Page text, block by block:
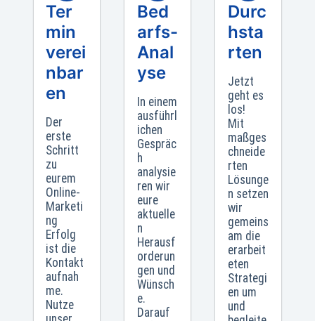
Ter
min
verei
nbar
en
Der
erste
Schritt
zu
eurem
Online-
Marketi
ng
Erfolg
ist die
Kontakt
aufnah
me.
Nutze
Bed
arfs-
Anal
yse
In einem
ausführl
ichen
Gespräc
h
analysie
ren wir
eure
aktuelle
n
Herausf
orderun
gen und
Wünsch
e.
Darauf
Durc
hsta
rten
Jetzt
geht es
los!
Mit
maßges
chneide
rten
Lösunge
n setzen
wir
gemeins
am die
erarbeit
eten
Strategi
en um
und